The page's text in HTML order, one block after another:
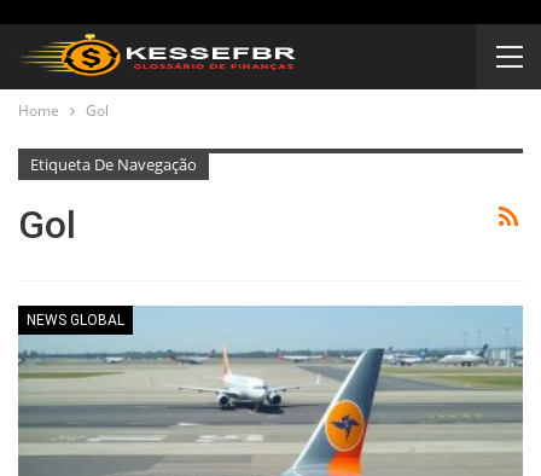
Home Gol
Etiqueta De Navegação
Gol
NEWS GLOBAL